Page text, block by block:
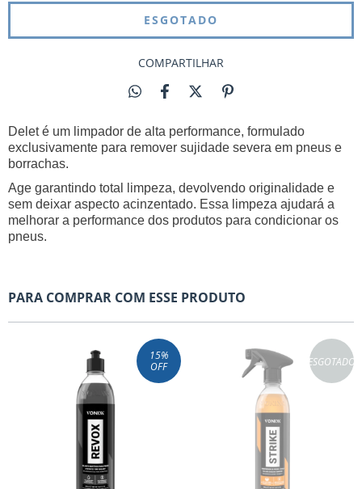
COMPARTILHAR
Delet é um limpador de alta performance, formulado
exclusivamente para remover sujidade severa em pneus e
borrachas.
Age garantindo total limpeza, devolvendo originalidade e
sem deixar aspecto acinzentado. Essa limpeza ajudará a
melhorar a performance dos produtos para condicionar os
pneus.
PARA COMPRAR COM ESSE PRODUTO
15%
OFF
ESGOTADO